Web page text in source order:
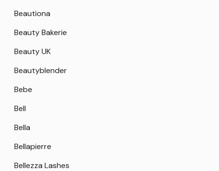
Beautiona
Beauty Bakerie
Beauty UK
Beautyblender
Bebe
Bell
Bella
Bellapierre
Bellezza Lashes